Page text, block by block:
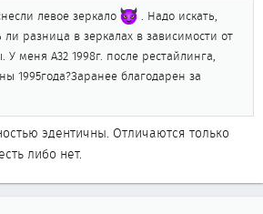
левое зеркало
. Надо искать,
ли разница в зеркалах в зависимости от
меня А32 1998г. после рестайлинга,
1995года?Заранее благодарен за
эдентичны. Отличаются только
либо нет.